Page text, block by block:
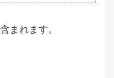
まれます。